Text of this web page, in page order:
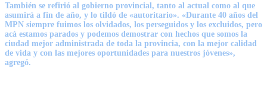
También se refirió al gobierno provincial, tanto al actual como al que
asumirá a fin de año, y lo tildó de «autoritario». «Durante 40 años del
MPN siempre fuimos los olvidados, los perseguidos y los excluidos, pero
acá estamos parados y podemos demostrar con hechos que somos la
ciudad mejor administrada de toda la provincia, con la mejor calidad
de vida y con las mejores oportunidades para nuestros jóvenes»,
agregó.